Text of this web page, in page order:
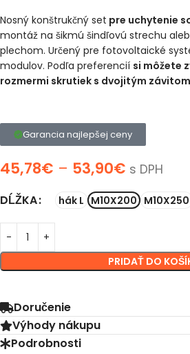
Nosný konštrukčný set pre uchytenie
montáž na šikmú šindľovú strechu
plechom. Určený pre fotovoltaické
modulov. Podľa preferencií si môžete
rozmermi skrutiek s dvojitým
Garancia najlepšej ceny
45,78€ – 53,90€ s DPH
DĹŽKA hák L M10X200 M10X250
PRIDAŤ DO
Doručenie
Výhody nákupu
Podrobnosti